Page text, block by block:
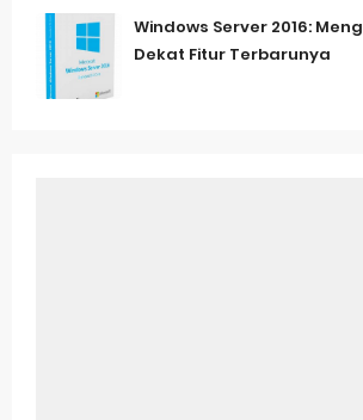
Windows Server 2016:
Dekat Fitur Terbarunya